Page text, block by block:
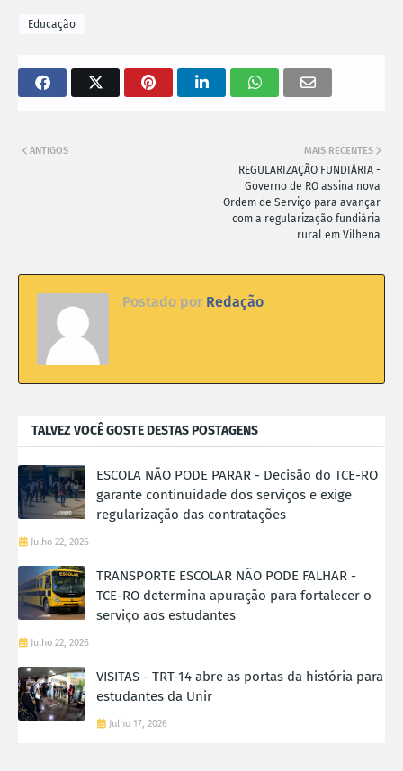
Educação
MAIS RECENTES
REGULARIZAÇÃO FUNDIÁRIA -
Governo de RO assina nova
Ordem de Serviço para avançar
com a regularização fundiária
rural em Vilhena
ANTIGOS
Postado por Redação
TALVEZ VOCÊ GOSTE DESTAS POSTAGENS
ESCOLA NÃO PODE PARAR - Decisão do TCE-RO
garante continuidade dos serviços e exige
regularização das contratações
Julho 22, 2026
TRANSPORTE ESCOLAR NÃO PODE FALHAR -
TCE-RO determina apuração para fortalecer o
serviço aos estudantes
Julho 22, 2026
VISITAS - TRT-14 abre as portas da história para
estudantes da Unir
Julho 17, 2026